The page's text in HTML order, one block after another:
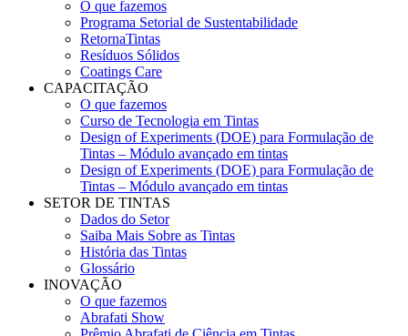
O que fazemos
Programa Setorial de Sustentabilidade
RetornaTintas
Resíduos Sólidos
Coatings Care
CAPACITAÇÃO
O que fazemos
Curso de Tecnologia em Tintas
Design of Experiments (DOE) para Formulação de
Tintas – Módulo avançado em tintas
Design of Experiments (DOE) para Formulação de
Tintas – Módulo avançado em tintas
SETOR DE TINTAS
Dados do Setor
Saiba Mais Sobre as Tintas
História das Tintas
Glossário
INOVAÇÃO
O que fazemos
Abrafati Show